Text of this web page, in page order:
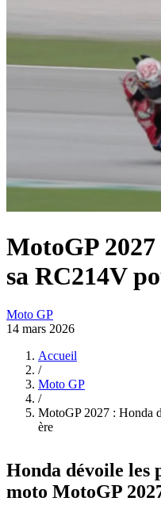
MotoGP
sa RC214V
Moto GP
14 mars 2026
Accueil
/
Moto GP
/
MotoGP 2027 : Honda
ère
Honda dévoile les
moto MotoGP